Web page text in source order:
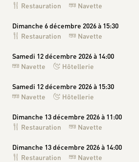
Restauration
Navette
Dimanche 6 décembre 2026 à 15:30
Restauration
Navette
Samedi 12 décembre 2026 à 14:00
Navette
Hôtellerie
Samedi 12 décembre 2026 à 15:30
Navette
Hôtellerie
Dimanche 13 décembre 2026 à 11:00
Restauration
Navette
Dimanche 13 décembre 2026 à 14:00
Restauration
Navette